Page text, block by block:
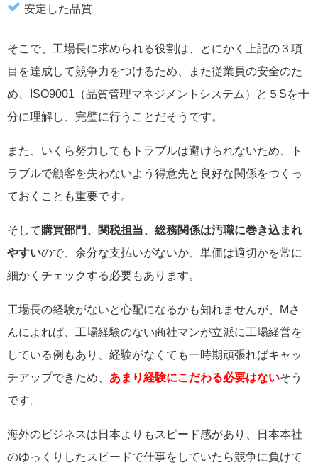
安定した品質
そこで、工場長に求められる役割は、とにかく上記の３項
目を達成して競争力をつけるため、また従業員の安全のた
め、ISO9001（品質管理マネジメントシステム）と５Sを十
分に理解し、完璧に行うことだそうです。
また、いくら努力してもトラブルは避けられないため、ト
ラブルで顧客を失わないよう得意先と良好な関係をつくっ
ておくことも重要です。
そして 購買部門、関税担当、総務関係は汚職に巻き込まれ
やすいので、余分な支払いがないか、単価は適切かを常に
細かくチェックする必要もあります。
工場長の経験がないと心配になるかも知れませんが、Mさ
んによれば、工場経験のない商社マンが立派に工場経営を
している例もあり、経験がなくても一時期頑張ればキャッ
チアップできため、 あまり経験にこだわる必要はないそう
です。
海外のビジネスは日本よりもスピード感があり、日本本社
のゆっくりしたスピードで仕事をしていたら競争に負けて